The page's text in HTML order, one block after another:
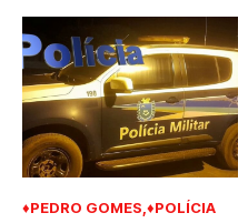
♦PEDRO GOMES ♦POLÍCIA